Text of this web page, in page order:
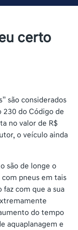
certo
são considerados
230 do Código de
no valor de R$
o veículo ainda
são de longe o
pneus em tais
faz com que a sua
do tempo
aquaplanagem e